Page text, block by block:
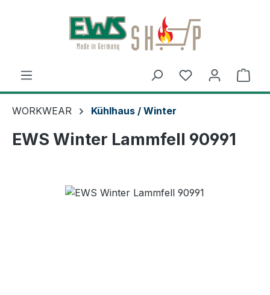
Zum Hauptinhalt springen
WORKWEAR Kühlhaus / Winter
EWS Winter Lammfell 90991